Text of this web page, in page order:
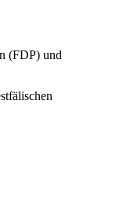
(FDP) und